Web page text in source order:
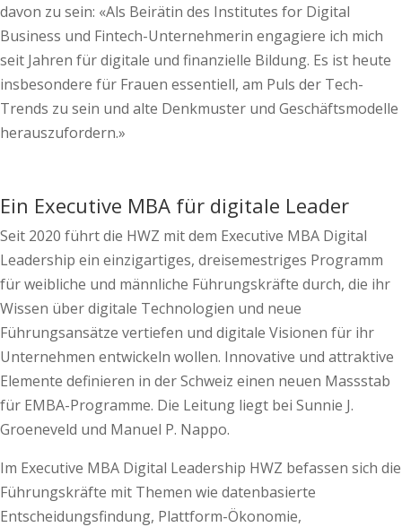
davon zu sein: «Als Beirätin des Institutes for Digital
Business und Fintech-Unternehmerin engagiere ich mich
seit Jahren für digitale und finanzielle Bildung. Es ist heute
insbesondere für Frauen essentiell, am Puls der Tech-
Trends zu sein und alte Denkmuster und Geschäftsmodelle
herauszufordern.»
Ein Executive MBA für digitale Leader
Seit 2020 führt die HWZ mit dem Executive MBA Digital
Leadership ein einzigartiges, dreisemestriges Programm
für weibliche und männliche Führungskräfte durch, die ihr
Wissen über digitale Technologien und neue
Führungsansätze vertiefen und digitale Visionen für ihr
Unternehmen entwickeln wollen. Innovative und attraktive
Elemente definieren in der Schweiz einen neuen Massstab
für EMBA-Programme. Die Leitung liegt bei Sunnie J.
Groeneveld und Manuel P. Nappo.
Im Executive MBA Digital Leadership HWZ befassen sich die
Führungskräfte mit Themen wie datenbasierte
Entscheidungsfindung, Plattform-Ökonomie,